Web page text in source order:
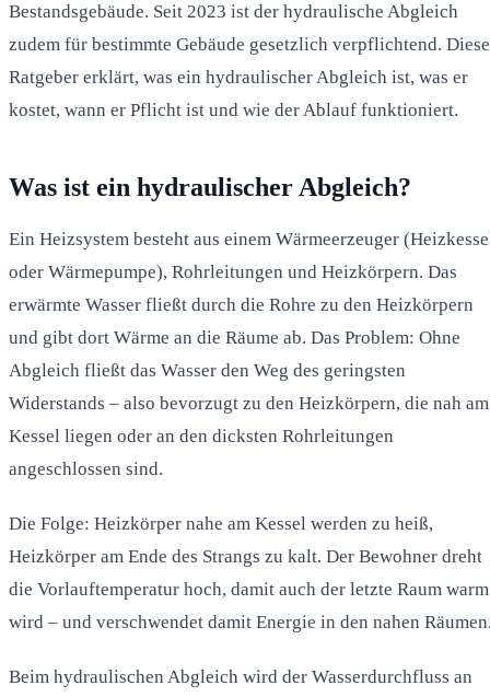
Bestandsgebäude. Seit 2023 ist der hydraulische Abgleich
zudem für bestimmte Gebäude gesetzlich verpflichtend.
Ratgeber erklärt, was ein hydraulischer Abgleich ist, was er
kostet, wann er Pflicht ist und wie der Ablauf funktioniert.
Was ist ein hydraulischer Abgleich?
Ein Heizsystem besteht aus einem Wärmeerzeuger
oder Wärmepumpe), Rohrleitungen und Heizkörpern. Das
erwärmte Wasser fließt durch die Rohre zu den Heizkörpern
und gibt dort Wärme an die Räume ab. Das Problem: Ohne
Abgleich fließt das Wasser den Weg des geringsten
Widerstands – also bevorzugt zu den Heizkörpern, die nah am
Kessel liegen oder an den dicksten Rohrleitungen
angeschlossen sind.
Die Folge: Heizkörper nahe am Kessel werden zu heiß,
Heizkörper am Ende des Strangs zu kalt. Der Bewohner dreht
die Vorlauftemperatur hoch, damit auch der letzte Raum warm
wird – und verschwendet damit Energie in den nahen
Beim hydraulischen Abgleich wird der Wasserdurchfluss an